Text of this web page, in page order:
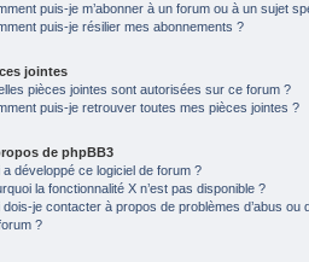
puis-je m’abonner à un forum ou à un sujet
puis-je résilier mes abonnements ?
jointes
pièces jointes sont autorisées sur ce forum ?
puis-je retrouver toutes mes pièces jointes ?
de phpBB3
a développé ce logiciel de forum ?
la fonctionnalité X n’est pas disponible ?
dois-je contacter à propos de problèmes d’abus ou
?